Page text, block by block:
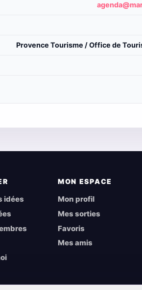
Provence Tourisme / Office de
idées
MON ESPACE
Mon profil
Mes sorties
Favoris
Mes amis